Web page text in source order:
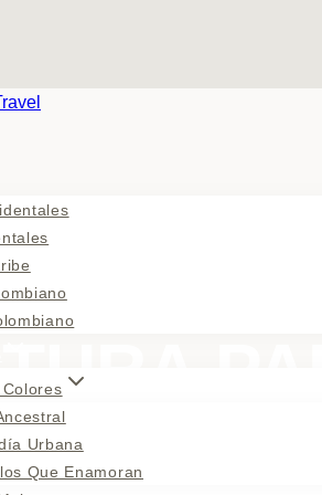
Urbana
Que Enamoran
paisa: una mezcla única de